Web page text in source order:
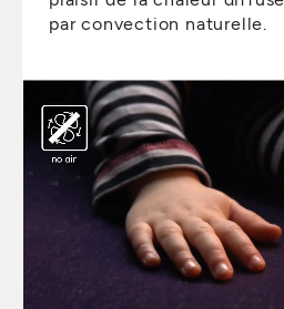
par convection naturelle.